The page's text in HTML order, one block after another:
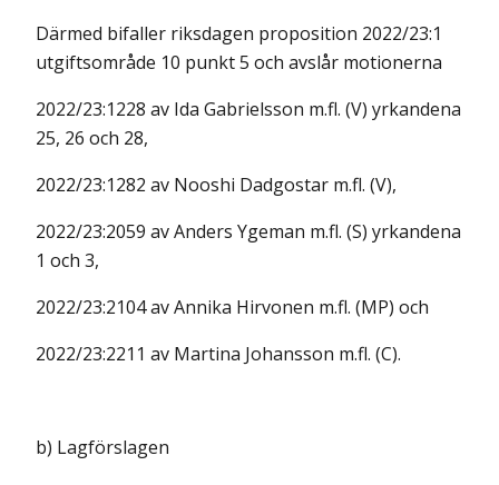
Därmed bifaller riksdagen proposition 2022/23:1
utgiftsområde 10 punkt 5 och avslår motionerna
2022/23:1228 av Ida Gabrielsson m.fl. (V) yrkandena
25, 26 och 28,
2022/23:1282 av Nooshi Dadgostar m.fl. (V),
2022/23:2059 av Anders Ygeman m.fl. (S) yrkandena
1 och 3,
2022/23:2104 av Annika Hirvonen m.fl. (MP) och
2022/23:2211 av Martina Johansson m.fl. (C).
b) Lagförslagen